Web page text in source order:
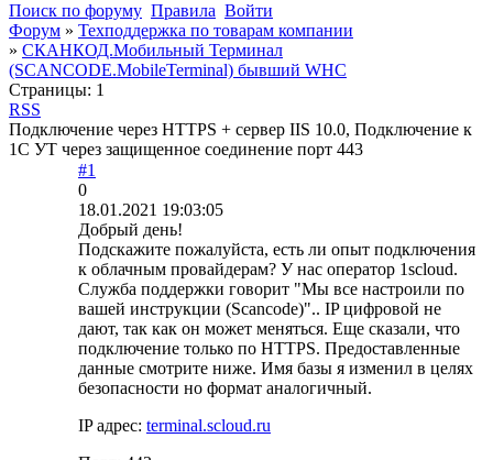
Поиск по форуму Правила Войти
Форум » Техподдержка по товарам компании
» СКАНКОД.Мобильный Терминал
(SCANCODE.MobileTerminal) бывший WHC
Страницы: 1
RSS
Подключение через HTTPS + сервер IIS 10.0, Подключение к
1С УТ через защищенное соединение порт 443
#1
0
18.01.2021 19:03:05
Добрый день!
Подскажите пожалуйста, есть ли опыт подключения
к облачным провайдерам? У нас оператор 1scloud.
Служба поддержки говорит "Мы все настроили по
вашей инструкции (Scancode)".. IP цифровой не
дают, так как он может меняться. Еще сказали, что
подключение только по HTTPS. Предоставленные
данные смотрите ниже. Имя базы я изменил в целях
безопасности но формат аналогичный.
IP адрес: terminal.scloud.ru